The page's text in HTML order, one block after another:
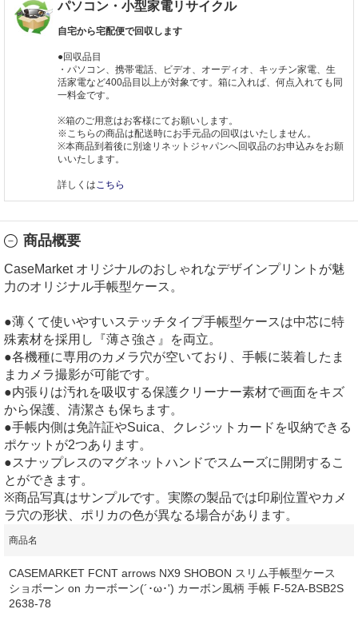
パソコン・小型家電リサイクル
自宅から宅配便で回収します
●回収品目
・パソコン、携帯電話、ビデオ、オーディオ、キッチン家電、生
活家電など400品目以上が対象です。箱に入れば、何点入れても同
一料金です。
※箱のご用意はお客様にてお願いします。
※こちらの商品は配送時にお手元品の回収はいたしません。
※本商品到着後に別途リネットジャパンへ回収品のお申込みをお願
いいたします。
詳しくはこちら
商品概要
CaseMarket オリジナルのおしゃれなデザインプリントが魅
力のオリジナル手帳型ケース。
●薄くて使いやすいステッチタイプ手帳型ケースは中芯に特
殊素材を採用し『薄さ強さ』を両立。
●各機種に専用のカメラ穴が空いており、手帳に装着したま
まカメラ撮影が可能です。
●内張りは汚れを吸収する保護クリーナー素材で画面をキズ
から保護、清潔さも保ちます。
●手帳内側は免許証やSuica、クレジットカードを収納できる
ポケットが2つあります。
●スナップレスのマグネットハンドでスムーズに開閉するこ
とができます。
※商品写真はサンプルです。実際の製品では印刷位置やカメ
ラ穴の形状、ポリカの色が異なる場合があります。
商品名
CASEMARKET FCNT arrows NX9 SHOBON スリム手帳型ケース
ショボーン on カーボーン(´･ω･') カーボン風柄 手帳 F-52A-BSB2S
2638-78